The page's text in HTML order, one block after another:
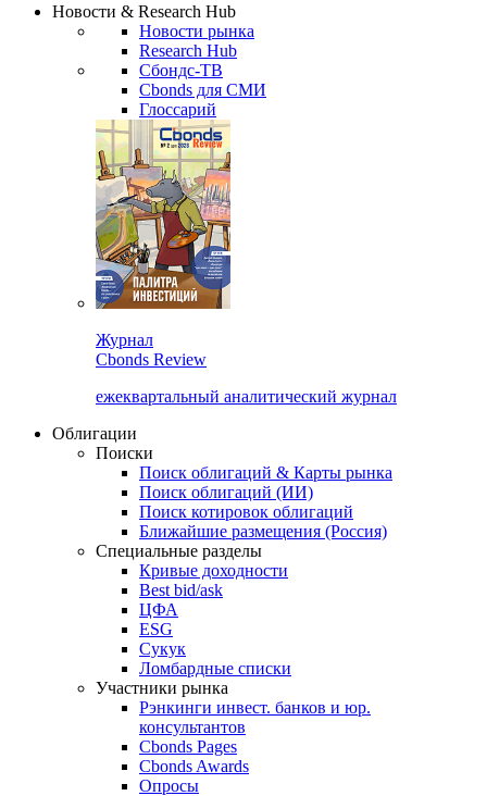
Новости & Research Hub
Новости рынка
Research Hub
Сбондс-ТВ
Cbonds для СМИ
Глоссарий
Журнал
Cbonds Review
ежеквартальный аналитический журнал
Облигации
Поиски
Поиск облигаций & Карты рынка
Поиск облигаций (ИИ)
Поиск котировок облигаций
Ближайшие размещения (Россия)
Специальные разделы
Кривые доходности
Best bid/ask
ЦФА
ESG
Сукук
Ломбардные списки
Участники рынка
Рэнкинги инвест. банков и юр.
консультантов
Cbonds Pages
Cbonds Awards
Опросы